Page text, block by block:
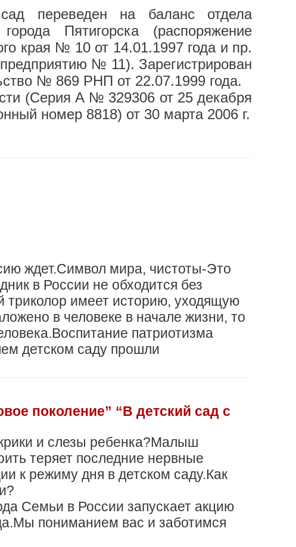
переведен на баланс отдела
Пятигорска (распоряжение
края № 10 от 14.01.1997 года и пр.
№ 11). Зарегистрирован
№ 869 РНП от 22.07.1999 года.
(Серия А № 329306 от 25 декабря
номер 8818) от 30 марта 2006 г.
ждет.Символ мира, чистоты-Это
в России не обходится без
триколор имеет историю, уходящую
в человеке в начале жизни, то
патриотизма
детском саду прошли
поколение” “В детский сад с
и слезы ребенка?Малыш
теряет последние нервные
к режиму дня в детском саду.Как
Семьи в России запускает акцию
пониманием вас и заботимся